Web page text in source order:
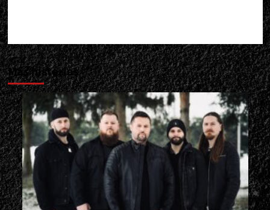
Más historias